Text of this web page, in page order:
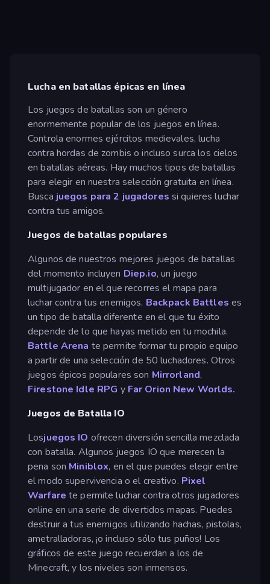
Lucha en batallas épicas en línea
Los juegos de batallas son un género
enormemente popular de los juegos en línea.
Controla enormes ejércitos medievales, lucha
contra hordas de zombis o incluso surca los cielos
en batallas aéreas. Hay muchos tipos de batallas
para elegir en nuestra selección gratuita en línea.
Busca juegos para 2 jugadores si quieres luchar
contra tus amigos.
Juegos de batallas populares
Algunos de nuestros mejores juegos de batallas
del momento incluyen Diep.io, un juego
multijugador en el que recorres el mapa para
luchar contra tus enemigos. Backpack Battles es
un tipo de batalla diferente en el que tu éxito
depende de lo que hayas metido en tu mochila.
Battle Arena te permite formar tu propio equipo
a partir de una selección de 50 luchadores. Otros
juegos épicos populares son Mirrorland,
Firestone Idle RPG y Far Orion New Worlds.
Juegos de Batalla IO
Losjuegos IO ofrecen diversión sencilla mezclada
con batalla. Algunos juegos IO que merecen la
pena son Miniblox, en el que puedes elegir entre
el modo supervivencia o el creativo. Pixel
Warfare te permite luchar contra otros jugadores
online en una serie de divertidos mapas. Puedes
destruir a tus enemigos utilizando hachas, pistolas,
ametralladoras, ¡o incluso sólo tus puños! Los
gráficos de este juego recuerdan a los de
Minecraft, y los niveles son inmensos.